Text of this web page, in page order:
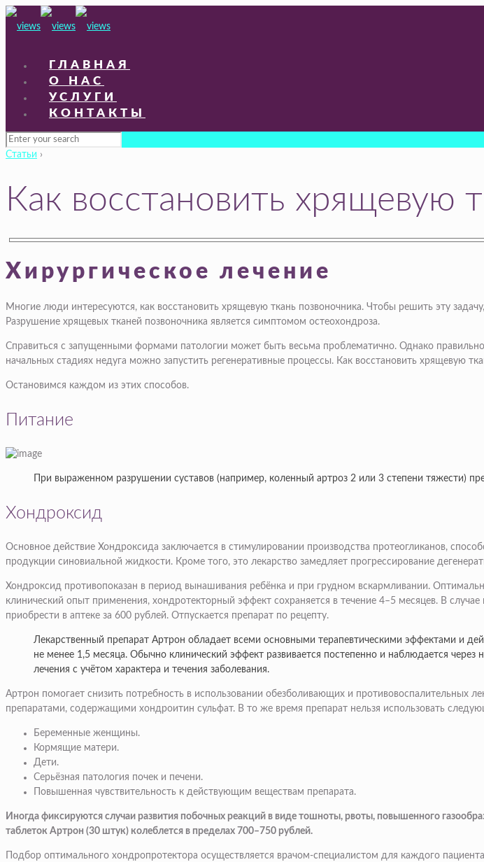
ГЛАВНАЯ
О НАС
УСЛУГИ
КОНТАКТЫ
Статьи ›
Как восстановить хрящевую
Хирургическое лечение
Многие люди интересуются, как восстановить хрящевую ткань позвоночника. Чтобы решить эту
Разрушение хрящевых тканей позвоночника является симптомом остеохондроза.
Справиться с запущенными формами патологии может быть весьма проблематично. Однако
начальных стадиях недуга можно запустить регенеративные процессы. Как восстановить хрящевую
Остановимся каждом из этих способов.
Питание
При выраженном разрушении суставов (например, коленный артроз 2 или 3 степени тяжести)
Хондроксид
Основное действие Хондроксида заключается в стимулировании производства протеогликанов,
продукции синовиальной жидкости. Кроме того, это лекарство замедляет прогрессирование
Хондроксид противопоказан в период вынашивания ребёнка и при грудном вскармливании.
клинический опыт применения, хондротекторный эффект сохраняется в течение 4–5 месяцев. В
приобрести в аптеке за 600 рублей. Отпускается препарат по рецепту.
Лекарственный препарат Артрон обладает всеми основными терапевтическими эффектами и
не менее 1,5 месяца. Обычно клинический эффект развивается постепенно и наблюдается
лечения с учётом характера и течения заболевания.
Артрон помогает снизить потребность в использовании обезболивающих и противовоспалительных
препаратами, содержащими хондроитин сульфат. В то же время препарат нельзя использовать
Беременные женщины.
Кормящие матери.
Дети.
Серьёзная патология почек и печени.
Повышенная чувствительность к действующим веществам препарата.
Иногда фиксируются случаи развития побочных реакций в виде тошноты, рвоты, повышенного
таблеток Артрон (30 штук) колеблется в пределах 700–750 рублей.
Подбор оптимального хондропротектора осуществляется врачом-специалистом для каждого